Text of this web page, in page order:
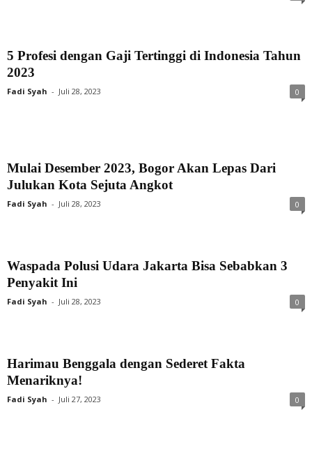
5 Profesi dengan Gaji Tertinggi di Indonesia Tahun
2023
Fadi Syah - Juli 28, 2023 0
Mulai Desember 2023, Bogor Akan Lepas Dari
Julukan Kota Sejuta Angkot
Fadi Syah - Juli 28, 2023 0
Waspada Polusi Udara Jakarta Bisa Sebabkan 3
Penyakit Ini
Fadi Syah - Juli 28, 2023 0
Harimau Benggala dengan Sederet Fakta
Menariknya!
Fadi Syah - Juli 27, 2023 0